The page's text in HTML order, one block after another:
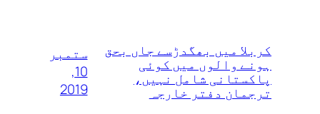
کربلا میں بھگدڑسے جاں بحق
ہونے والوں میں کوئی
پاکستانی شامل نہیں،
ترجمان دفتر خارجہ
ستمبر
10,
2019